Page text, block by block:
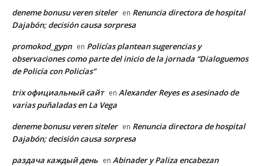
deneme bonusu veren siteler en Renuncia directora de hospital
Dajabón; decisión causa sorpresa
promokod_gypn en Policías plantean sugerencias y
observaciones como parte del inicio de la jornada “Dialoguemos
de Policía con Policías”
trix официальный сайт en Alexander Reyes es asesinado de
varias puñaladas en La Vega
deneme bonusu veren siteler en Renuncia directora de hospital
Dajabón; decisión causa sorpresa
раздача каждый день en Abinader y Paliza encabezan